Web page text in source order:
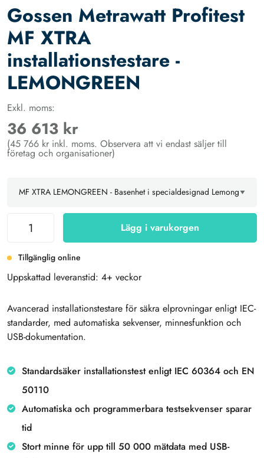
Gossen Metrawatt Profitest
MF XTRA
installationstestare -
LEMONGREEN
Exkl. moms:
36 613 kr
(45 766 kr inkl. moms. Observera att vi endast säljer till
företag och organisationer)
Lägg i varukorgen
Tillgänglig online
Uppskattad leveranstid: 4+ veckor
Avancerad installationstestare för säkra elprovningar enligt IEC-
standarder, med automatiska sekvenser, minnesfunktion och
USB-dokumentation.
Standardsäker installationstest enligt IEC 60364 och EN
50110
Automatiska och programmerbara testsekvenser sparar
tid
Stort minne för upp till 50 000 mätdata med USB-